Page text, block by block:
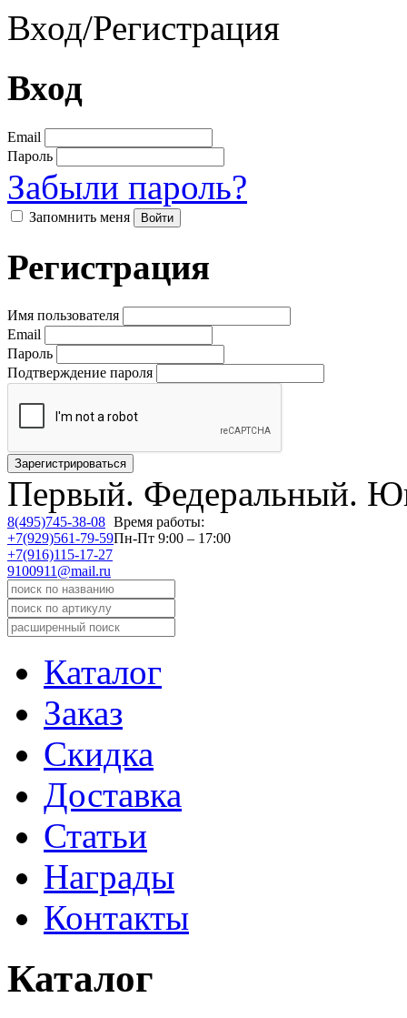
Вход/Регистрация
Вход
Email
Пароль
Забыли пароль?
Запомнить меня
Регистрация
Имя пользователя
Email
Пароль
Подтверждение пароля
Первый. Федеральный.
8(495)745-38-08
+7(929)561-79-59
+7(916)115-17-27
9100911@mail.ru
Время работы:
Пн-Пт 9:00 – 17:00
Каталог
Заказ
Скидка
Доставка
Статьи
Награды
Контакты
Каталог